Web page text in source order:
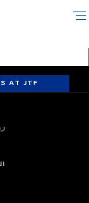
AT JTF